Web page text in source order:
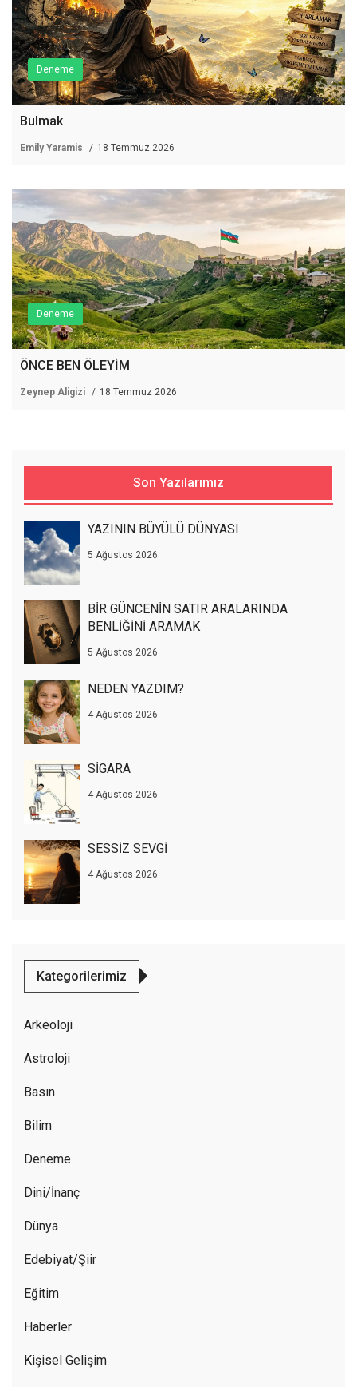
Deneme
Bulmak
Emily Yaramis 18 Temmuz 2026
Deneme
ÖNCE BEN ÖLEYİM
Zeynep Aligizi 18 Temmuz 2026
Son Yazılarımız
YAZININ BÜYÜLÜ DÜNYASI
5 Ağustos 2026
BİR GÜNCENİN SATIR ARALARINDA
BENLİĞİNİ ARAMAK
5 Ağustos 2026
NEDEN YAZDIM?
4 Ağustos 2026
SİGARA
4 Ağustos 2026
SESSİZ SEVGİ
4 Ağustos 2026
Kategorilerimiz
Arkeoloji
Astroloji
Basın
Bilim
Deneme
Dini/İnanç
Dünya
Edebiyat/Şiir
Eğitim
Haberler
Kişisel Gelişim